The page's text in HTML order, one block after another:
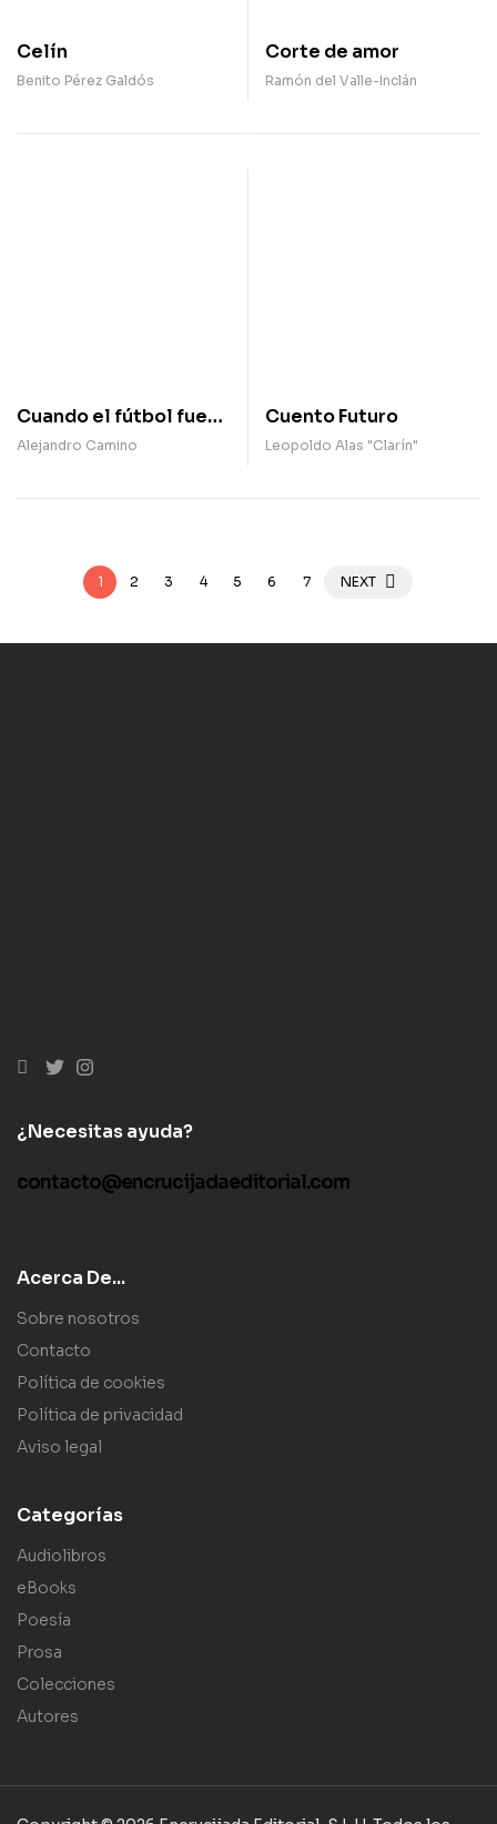
Celín
Benito Pérez Galdós
Corte de amor
Ramón del Valle-Inclán
Cuando el fútbol fue
nuestro: los orígenes
femenino en España
Alejandro Camino
Cuento Futuro
Leopoldo Alas "Clarín"
1 2 3 4 5 6 7 NEXT
¿Necesitas ayuda?
contacto@encrucijadaeditorial.com
Acerca De...
Sobre nosotros
Contacto
Política de cookies
Política de privacidad
Aviso legal
Categorías
Audiolibros
eBooks
Poesía
Prosa
Colecciones
Autores